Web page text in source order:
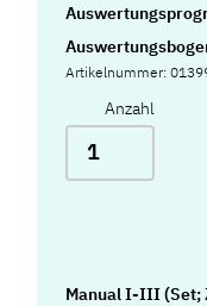
Artikelnummer:
Anzahl
Manual I-III (Set;